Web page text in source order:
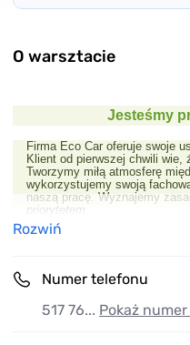
of
2
O warsztacie
Jesteśmy
Firma Eco Car oferuje swoje
Klient od pierwszej chwili wie,
Tworzymy miłą atmosferę
wykorzystujemy swoją
naszą pracę. Wyznajemy
priorytetem
Rozwiń
Numer telefonu
517 76... Pokaż